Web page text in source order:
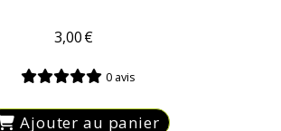
3,00€
0 avis
Ajouter au panier